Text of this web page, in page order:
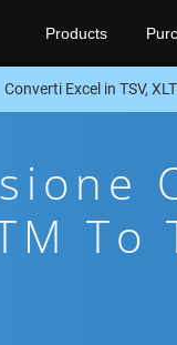
Products
Converti Excel in TSV,
To